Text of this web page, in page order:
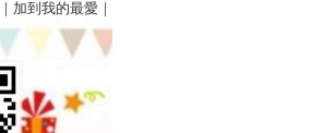
｜ 加到我的最愛 ｜